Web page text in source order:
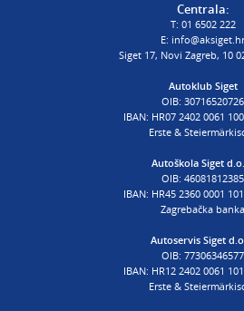
procjena@aksiget.hr
poslovnica Siget
Centrala:
T: 01 6502 222
E:
Siget 17, Novi Zagreb, 10
Autoklub Siget
OIB: 30716520726
IBAN: HR07 2402 0061
Erste &
Autoškola Siget
OIB: 46081812385
IBAN: HR45 2360 0001
Zagrebačka banka
Autoservis Siget
OIB: 77306346577
IBAN: HR12 2402 0061
Erste &